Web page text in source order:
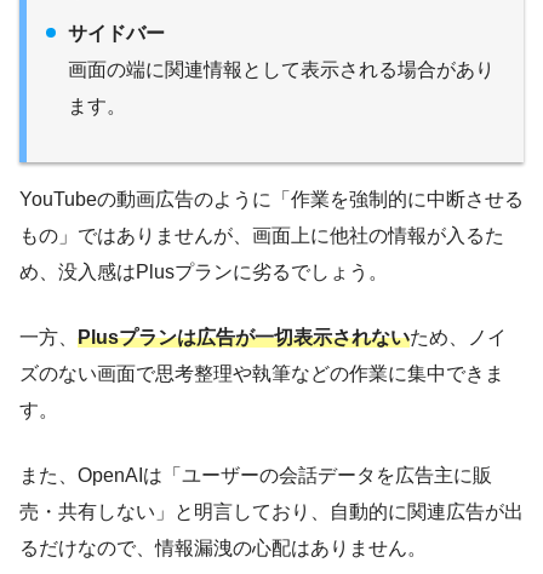
サイドバー
画面の端に関連情報として表示される場合があり
ます。
YouTubeの動画広告のように「作業を強制的に中断させる
もの」ではありませんが、画面上に他社の情報が入るた
め、没入感はPlusプランに劣るでしょう。
一方、 Plusプランは広告が一切表示されないため、ノイ
ズのない画面で思考整理や執筆などの作業に集中できま
す。
また、OpenAIは「ユーザーの会話データを広告主に販
売・共有しない」と明言しており、自動的に関連広告が出
るだけなので、情報漏洩の心配はありません。